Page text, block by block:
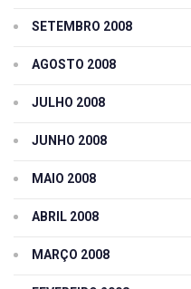
SETEMBRO 2008
AGOSTO 2008
JULHO 2008
JUNHO 2008
MAIO 2008
ABRIL 2008
MARÇO 2008